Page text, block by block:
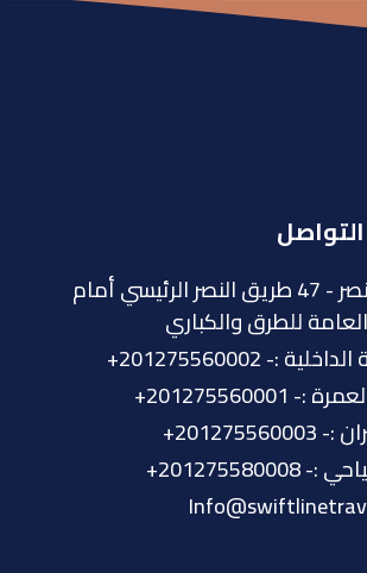
مدينة نصر - 47 طريق النصر الرئيسي أمام
للطرق والكباري
:- 201275560002+
201275560001+